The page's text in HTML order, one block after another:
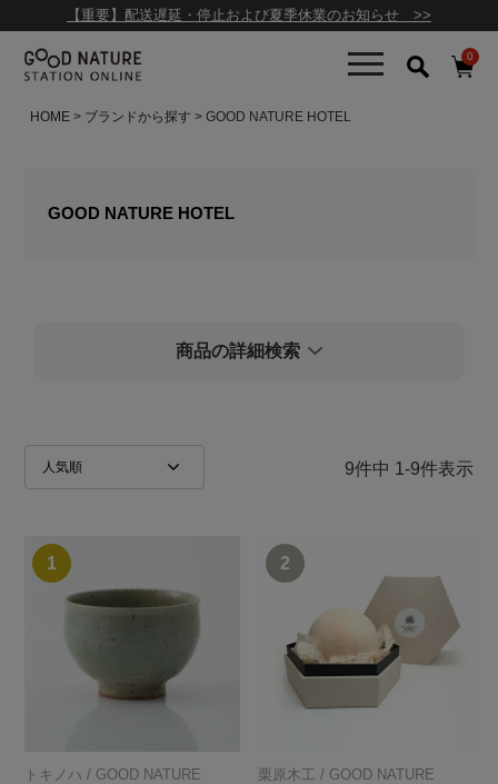
【重要】配送遅延・停止および夏季休業のお知らせ >>
0
HOME ブランドから探す GOOD NATURE HOTEL
GOOD NATURE HOTEL
商品の詳細検索
在庫
在庫ありのみ 全て表示
人気順
新着順
価格が安い順
価格が高い順
レビュー順 9件中 1 -9件表示
トキノハ / GOOD NATURE
栗原木工 / GOOD NATURE